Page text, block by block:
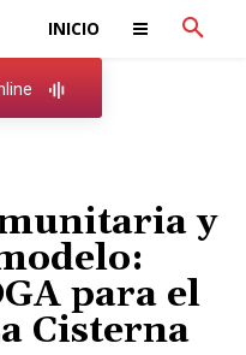
INICIO
y
para el
Cisterna